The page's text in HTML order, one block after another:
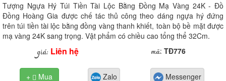
Tượng Ngựa Hý Túi Tiền Tài Lộc Bằng Đồng Mạ Vàng 24K - Đồ
Đồng Hoàng Gia được chế tác thủ công theo dáng ngựa hý đứng
trên túi tiền tài lộc bằng đồng vàng thanh khiết, toàn bộ bề mặt được
mạ vàng 24K sang trọng. Vật phẩm có chiều cao tổng thể 32Cm.
giá: Liên hệ mã: TĐ776
+  Mua Zalo Messenger